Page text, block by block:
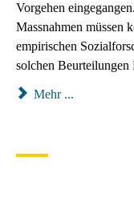
Vorgehen
Massnahmen müssen
empirischen
solchen Beurteilungen
Mehr ...